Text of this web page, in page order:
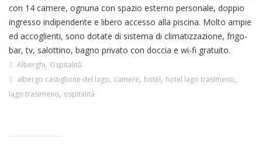
con 14 camere, ognuna con spazio esterno personale, doppio
ingresso indipendente e libero accesso alla piscina. Molto ampie
ed accoglienti, sono dotate di sistema di climatizzazione, frigo-
bar, tv, salottino, bagno privato con doccia e wi-fi gratuito.
Alberghi, Ospitalità
albergo castiglione del lago, camere, hotel, hotel lago trasimeno,
lago trasimeno, ospitalità